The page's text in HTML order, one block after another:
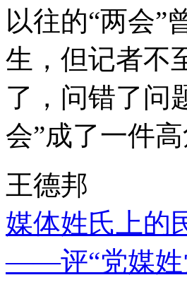
以往的“两会”
生，但记者不
了，问错了问
会”成了一件
王德邦
媒体姓氏上的
——评“党媒姓